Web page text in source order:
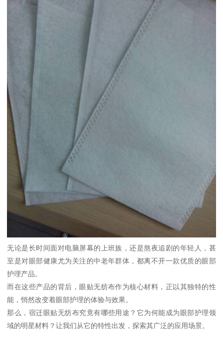
无论是长时间面对电脑屏幕的上班族，还是熬夜追剧的年轻人，甚
至是对眼部健康尤为关注的中老年群体，都离不开一款优质的眼部
护理产品。
而在这些产品的背后，眼贴无纺布作为核心材料，正以其独特的性
能，悄然改变着眼部护理的体验与效果。
那么，宿迁眼贴无纺布究竟有哪些用途？它为何能成为眼部护理领
域的明星材料？让我们从它的特性出发，探索其广泛的应用场景。